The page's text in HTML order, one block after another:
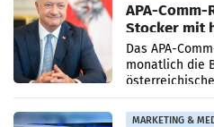
APA-
Stocker mit
im Juli
Das APA-
monatlich die
analysiert,
Politiker
MARKETING &